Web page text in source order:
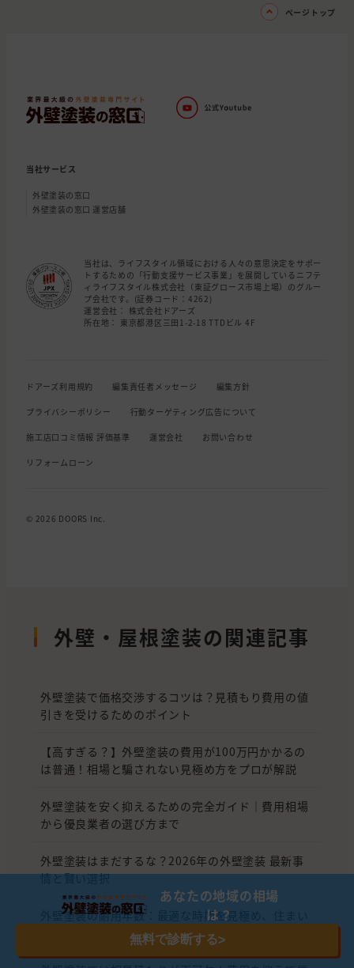
ページトップ
当社サービス
外壁塗装の窓口
外壁塗装の窓口 運営店舗
当社は、ライフスタイル領域における人々の意思決定をサポー
トするための「行動支援サービス事業」を展開しているニフテ
ィライフスタイル株式会社（東証グロース市場上場）のグルー
プ会社です。(証券コード：4262)
運営会社： 株式会社ドアーズ
所在地： 東京都港区三田1-2-18 TTDビル 4F
ドアーズ利用規約 編集責任者メッセージ 編集方針
プライバシーポリシー 行動ターゲティング広告について
施工店口コミ情報 評価基準 運営会社 お問い合わせ
リフォームローン
© 2026 DOORS Inc.
外壁・屋根塗装の関連記事
外壁塗装で価格交渉するコツは？見積もり費用の値
引きを受けるためのポイント
【高すぎる？】外壁塗装の費用が100万円かかるの
は普通！相場と騙されない見極め方をプロが解説
外壁塗装を安く抑えるための完全ガイド｜費用相場
から優良業者の選び方まで
外壁塗装はまだするな？2026年の外壁塗装 最新事
情と賢い選択
外壁塗装の耐用年数：最適な時期を見極め、住まい
あなたの地域の相場
は？
無料で診断する>